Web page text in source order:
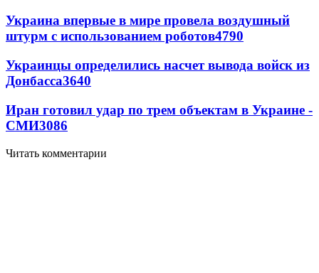
Украина впервые в мире провела воздушный
штурм с использованием роботов4790
Украинцы определились насчет вывода войск из
Донбасса3640
Иран готовил удар по трем объектам в Украине -
СМИ3086
Читать комментарии